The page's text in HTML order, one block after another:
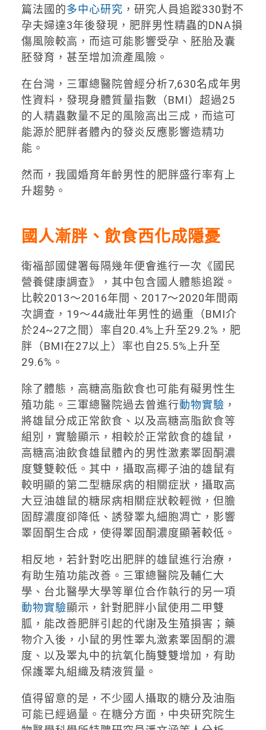
篇法國的多中心研究 ，研究人員追蹤330對不
孕夫婦達3年後發現，肥胖男性精蟲的DNA損
傷風險較高，而這可能影響受孕、胚胎及囊
胚發育，甚至增加流產風險。
在台灣，三軍總醫院曾經分析7,630名成年男
性資料，發現身體質量指數（BMI）超過25
的人精蟲數量不足的風險高出三成，而這可
能源於肥胖者體內的發炎反應影響造精功
能。
然而，我國婚育年齡男性的肥胖盛行率有上
升趨勢。
國人漸胖、飲食西化成隱憂
衛福部國健署每隔幾年便會進行一次《國民
營養健康調查》，其中包含國人體態追蹤。
比較2013～2016年間、2017～2020年間兩
次調查，19～44歲壯年男性的過重（BMI介
於24~27之間）率自20.4%上升至29.2%，肥
胖（BMI在27以上）率也自25.5%上升至
29.6%。
除了體態，高糖高脂飲食也可能有礙男性生
殖功能。三軍總醫院過去曾進行動物實驗 ，
將雄鼠分成正常飲食、以及高糖高脂飲食等
組別，實驗顯示，相較於正常飲食的雄鼠，
高糖高油飲食雄鼠體內的男性激素睪固酮濃
度雙雙較低。其中，攝取高椰子油的雄鼠有
較明顯的第二型糖尿病的相關症狀，攝取高
大豆油雄鼠的糖尿病相關症狀較輕微，但膽
固醇濃度卻降低、誘發睪丸細胞凋亡，影響
睪固酮生合成，使得睪固酮濃度顯著較低。
相反地，若針對吃出肥胖的雄鼠進行治療，
有助生殖功能改善。三軍總醫院及輔仁大
學、台北醫學大學等單位合作執行的另一項
動物實驗顯示，針對肥胖小鼠使用二甲雙
胍，能改善肥胖引起的代謝及生殖損害；藥
物介入後，小鼠的男性睪丸激素睪固酮的濃
度、以及睪丸中的抗氧化酶雙雙增加，有助
保護睪丸組織及精液質量。
值得留意的是，不少國人攝取的糖分及油脂
可能已經過量。在糖分方面，中央研究院生